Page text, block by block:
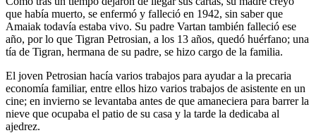
que había muerto, se enfermó y falleció en 1942, sin saber que
Amaiak todavía estaba vivo. Su padre Vartan también falleció ese
año, por lo que Tigran Petrosian, a los 13 años, quedó huérfano; una
tía de Tigran, hermana de su padre, se hizo cargo de la familia.
El joven Petrosian hacía varios trabajos para ayudar a la precaria
economía familiar, entre ellos hizo varios trabajos de asistente en un
cine; en invierno se levantaba antes de que amaneciera para barrer la
nieve que ocupaba el patio de su casa y la tarde la dedicaba al
ajedrez.